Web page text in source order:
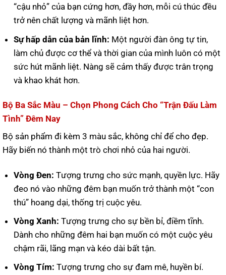
“cậu nhỏ” của bạn cứng hơn, đầy hơn, mỗi cú thúc đều
trở nên chất lượng và mãnh liệt hơn.
Sự hấp dẫn của bản lĩnh: Một người đàn ông tự tin,
làm chủ được cơ thể và thời gian của mình luôn có một
sức hút mãnh liệt. Nàng sẽ cảm thấy được trân trọng
và khao khát hơn.
Bộ Ba Sắc Màu – Chọn Phong Cách Cho “Trận Đấu Làm
Tình” Đêm Nay
Bộ sản phẩm đi kèm 3 màu sắc, không chỉ để cho đẹp.
Hãy biến nó thành một trò chơi nhỏ của hai người.
Vòng Đen: Tượng trưng cho sức mạnh, quyền lực. Hãy
đeo nó vào những đêm bạn muốn trở thành một “con
thú” hoang dại, thống trị cuộc yêu.
Vòng Xanh: Tượng trưng cho sự bền bỉ, điềm tĩnh.
Dành cho những đêm hai bạn muốn có một cuộc yêu
chậm rãi, lãng mạn và kéo dài bất tận.
Vòng Tím: Tượng trưng cho sự đam mê, huyền bí.